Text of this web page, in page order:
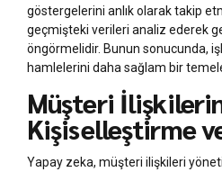
göstergelerini anlık olarak takip
geçmişteki verileri analiz ederek
öngörmelidir. Bunun sonucunda,
hamlelerini daha sağlam bir
Müşteri
Kişiselleştirme
Yapay zeka, müşteri ilişkileri